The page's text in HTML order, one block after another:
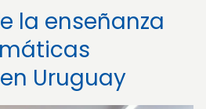
la enseñanza
Uruguay